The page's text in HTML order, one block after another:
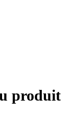
produit